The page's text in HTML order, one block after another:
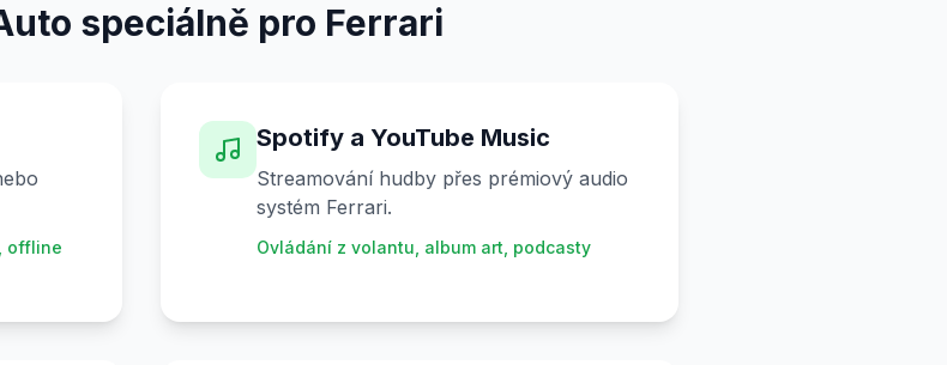
speciálně pro Ferrari
offline
Spotify a YouTube Music
Streamování hudby přes prémiový audio
systém Ferrari.
Ovládání z volantu, album art, podcasty